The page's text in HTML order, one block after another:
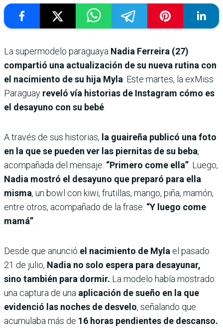
La supermodelo paraguaya Nadia Ferreira (27)
compartió una actualización de su nueva rutina con
el nacimiento de su hija Myla. Este martes, la exMiss
Paraguay reveló vía historias de Instagram cómo es
el desayuno con su bebé.
A través de sus historias, la guaireña publicó una foto
en la que se pueden ver las piernitas de su beba,
acompañada del mensaje: “Primero come ella”. Luego,
Nadia mostró el desayuno que preparó para ella
misma, un bowl con kiwi, frutillas, mango, piña, mamón,
entre otros, acompañado de la frase: “Y luego come
mamá”.
Desde que anunció el nacimiento de Myla el pasado
21 de julio, Nadia no solo espera para desayunar,
sino también para dormir. La modelo había mostrado
una captura de una aplicación de sueño en la que
evidenció las noches de desvelo, señalando que
acumulaba más de 16 horas pendientes de descanso.